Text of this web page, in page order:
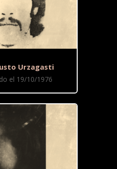
Urzagasti
el 19/10/1976